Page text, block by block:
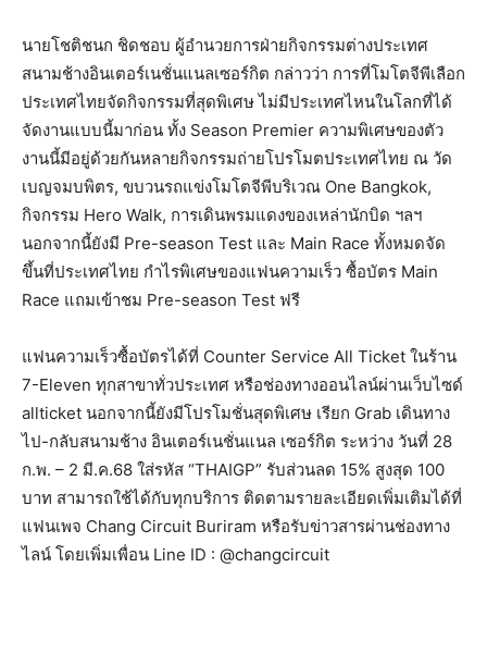
นายโชติชนก ชิดชอบ ผู้อำนวยการฝ่ายกิจกรรมต่างประเทศ
สนามช้างอินเตอร์เนชั่นแนลเซอร์กิต กล่าวว่า การที่โมโตจีพีเลือก
ประเทศไทยจัดกิจกรรมที่สุดพิเศษ ไม่มีประเทศไหนในโลกที่ได้
จัดงานแบบนี้มาก่อน ทั้ง Season Premier ความพิเศษของตัว
งานนี้มีอยู่ด้วยกันหลายกิจกรรมถ่ายโปรโมตประเทศไทย ณ วัด
เบญจมบพิตร, ขบวนรถแข่งโมโตจีพีบริเวณ One Bangkok,
กิจกรรม Hero Walk, การเดินพรมแดงของเหล่านักบิด ฯลฯ
นอกจากนี้ยังมี Pre-season Test และ Main Race ทั้งหมดจัด
ขึ้นที่ประเทศไทย กำไรพิเศษของแฟนความเร็ว ซื้อบัตร Main
Race แถมเข้าชม Pre-season Test ฟรี
แฟนความเร็วซื้อบัตรได้ที่ Counter Service All Ticket ในร้าน
7-Eleven ทุกสาขาทั่วประเทศ หรือช่องทางออนไลน์ผ่านเว็บไซด์
allticket นอกจากนี้ยังมีโปรโมชั่นสุดพิเศษ เรียก Grab เดินทาง
ไป-กลับสนามช้าง อินเตอร์เนชั่นแนล เซอร์กิต ระหว่าง วันที่ 28
ก.พ. – 2 มี.ค.68 ใส่รหัส “THAIGP” รับส่วนลด 15% สูงสุด 100
บาท สามารถใช้ได้กับทุกบริการ ติดตามรายละเอียดเพิ่มเติมได้ที่
แฟนเพจ Chang Circuit Buriram หรือรับข่าวสารผ่านช่องทาง
ไลน์ โดยเพิ่มเพื่อน Line ID : @changcircuit